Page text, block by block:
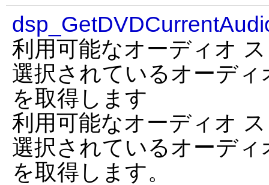
利用可能なオーディオ
選択されているオーデ
を取得します
利用可能なオーディオ
選択されているオーデ
を取得します。